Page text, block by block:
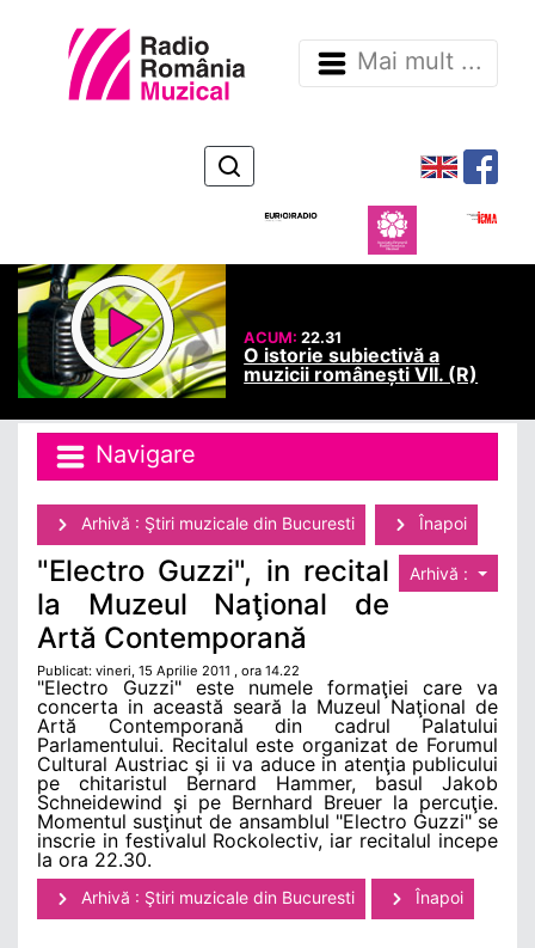
Mai mult ...
ACUM:22.31
O istorie subiectivă a
muzicii românești VII. (R)
Navigare
Arhivă : Ştiri muzicale din Bucuresti Înapoi
Arhivă :
"Electro Guzzi", in recital
la Muzeul Naţional de
Artă Contemporană
Publicat: vineri, 15 Aprilie 2011 , ora 14.22
"Electro Guzzi" este numele formaţiei care va
concerta in această seară la Muzeul Naţional de
Artă Contemporană din cadrul Palatului
Parlamentului. Recitalul este organizat de Forumul
Cultural Austriac şi ii va aduce in atenţia publicului
pe chitaristul Bernard Hammer, basul Jakob
Schneidewind şi pe Bernhard Breuer la percuţie.
Momentul susţinut de ansamblul "Electro Guzzi" se
inscrie in festivalul Rockolectiv, iar recitalul incepe
la ora 22.30.
Arhivă : Ştiri muzicale din Bucuresti Înapoi